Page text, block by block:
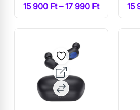
15 900 Ft – 17 990 Ft 15